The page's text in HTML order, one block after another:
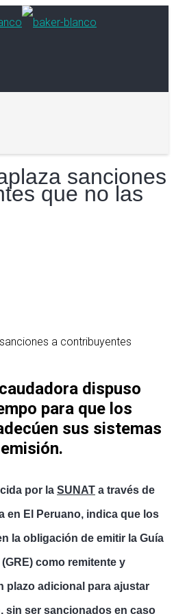
sanciones
que no las
dispuso
para que los
sus sistemas
por la SUNAT a través de
en El Peruano, indica que los
la obligación de emitir la Guía
como remitente y
plazo adicional para ajustar
sin ser sancionados en caso